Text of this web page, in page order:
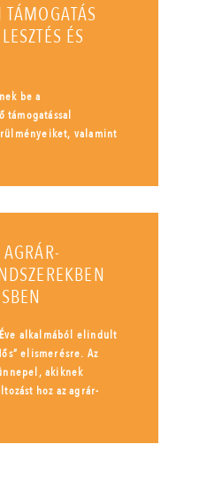
ÉS
be a
támogatással
valamint
alkalmából elindult
elismerésre. Az
akiknek
hoz az agrár-